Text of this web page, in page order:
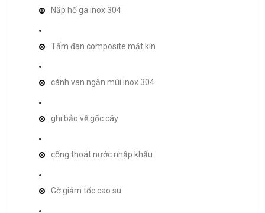
Nắp hố ga inox 304
Tấm đan composite mặt kín
cánh van ngăn mùi inox 304
ghi bảo vệ gốc cây
cống thoát nước nhập khẩu
Gờ giảm tốc cao su